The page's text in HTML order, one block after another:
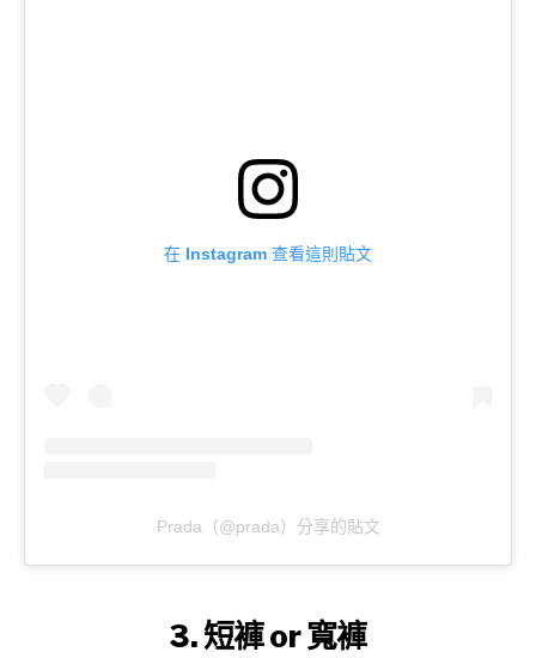
在 Instagram 查看這則貼文
Prada（@prada）分享的貼文
3. 短褲 or 寬褲